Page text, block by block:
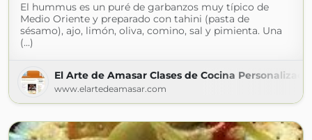
El hummus es un puré de garbanzos muy típico de
Medio Oriente y preparado con tahini (pasta de
sésamo), ajo, limón, oliva, comino, sal y pimienta. Una
(...)
El Arte de Amasar Clases de Cocina
www.elartedeamasar.com